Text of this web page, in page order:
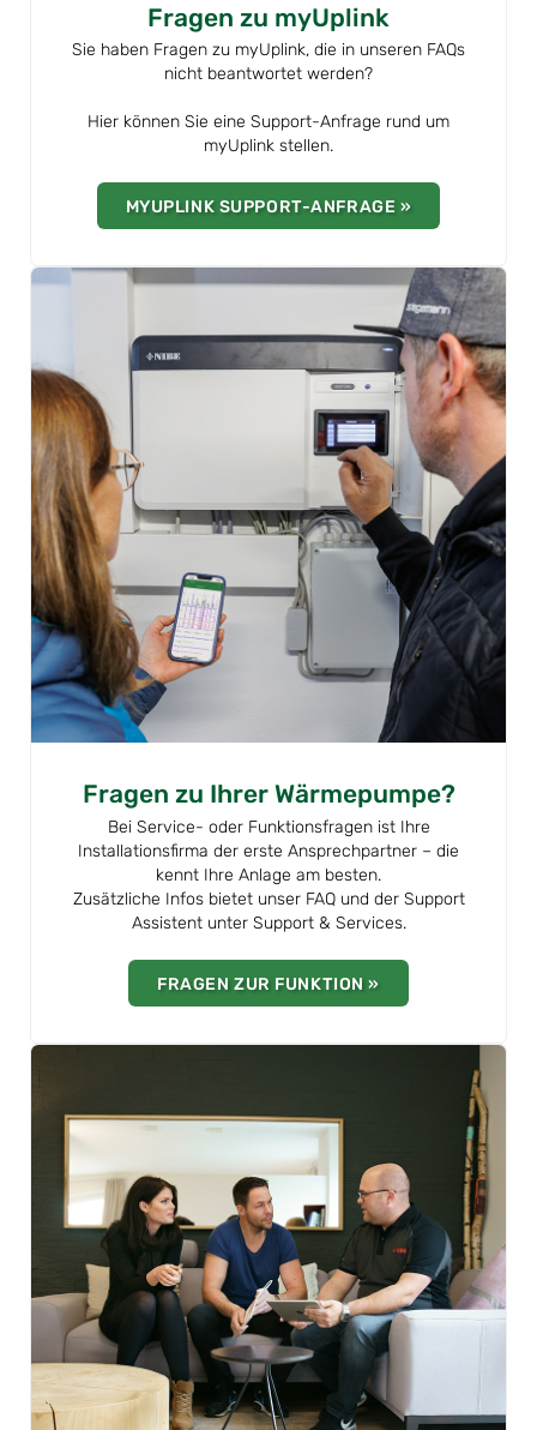
Fragen zu myUplink
Sie haben Fragen zu myUplink, die in unseren FAQs
nicht beantwortet werden?
Hier können Sie eine Support-Anfrage rund um
myUplink stellen.
MYUPLINK SUPPORT-ANFRAGE »
Fragen zu Ihrer Wärmepumpe?
Bei Service- oder Funktionsfragen ist Ihre
Installationsfirma der erste Ansprechpartner – die
kennt Ihre Anlage am besten.
Zusätzliche Infos bietet unser FAQ und der Support
Assistent unter Support & Services.
FRAGEN ZUR FUNKTION »